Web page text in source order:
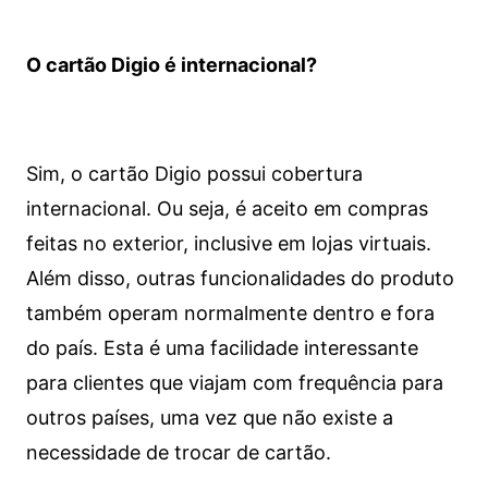
O cartão Digio é internacional?
Sim, o cartão Digio possui cobertura
internacional. Ou seja, é aceito em compras
feitas no exterior, inclusive em lojas virtuais.
Além disso, outras funcionalidades do produto
também operam normalmente dentro e fora
do país. Esta é uma facilidade interessante
para clientes que viajam com frequência para
outros países, uma vez que não existe a
necessidade de trocar de cartão.